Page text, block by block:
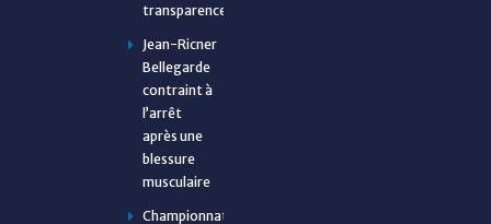
transparence
Jean-Ricner
Bellegarde
contraint à
l’arrêt
après une
blessure
musculaire
Championnat